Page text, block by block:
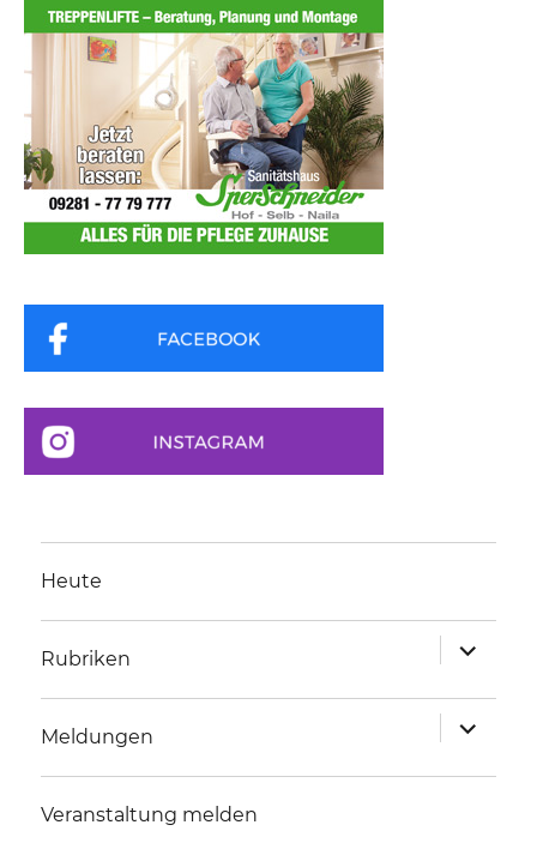
Heute
Rubriken
anzeigen
Meldungen
anzeigen
Veranstaltung melden